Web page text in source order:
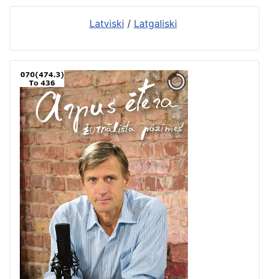
Latviski / Latgaliski